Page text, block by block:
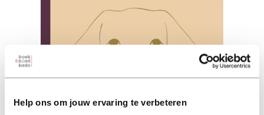
Help ons om jouw ervaring te verbeteren